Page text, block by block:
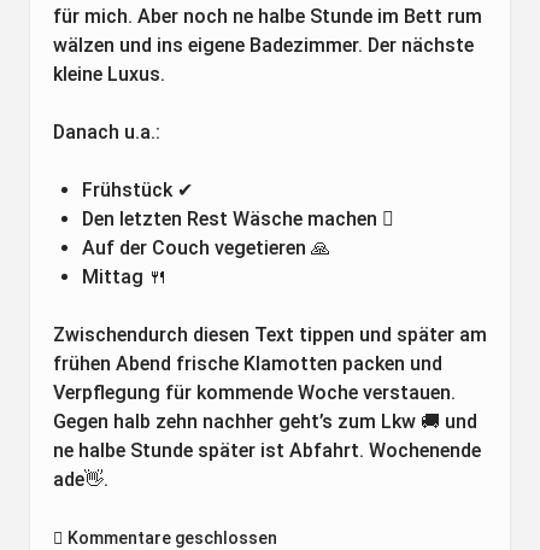
für mich. Aber noch ne halbe Stunde im Bett rum
wälzen und ins eigene Badezimmer. Der nächste
kleine Luxus.
Danach u.a.:
Frühstück ✔
Den letzten Rest Wäsche machen 🪏
Auf der Couch vegetieren 🙏
Mittag 🍴
Zwischendurch diesen Text tippen und später am
frühen Abend frische Klamotten packen und
Verpflegung für kommende Woche verstauen.
Gegen halb zehn nachher geht’s zum Lkw 🚚 und
ne halbe Stunde später ist Abfahrt. Wochenende
ade👋.
Kommentare geschlossen